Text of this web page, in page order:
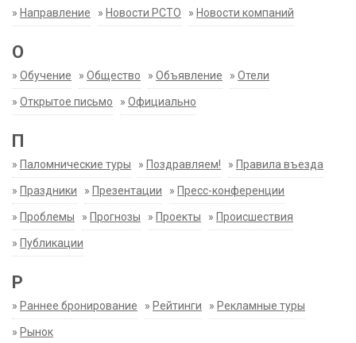
» Направление » Новости РСТО » Новости компаний
О
» Обучение » Общество » Объявление » Отели
» Открытое письмо » Официально
П
» Паломнические туры » Поздравляем! » Правила въезда
» Праздники » Презентации » Пресс-конференции
» Проблемы » Прогнозы » Проекты » Происшествия
» Публикации
Р
» Раннее бронирование » Рейтинги » Рекламные туры
» Рынок